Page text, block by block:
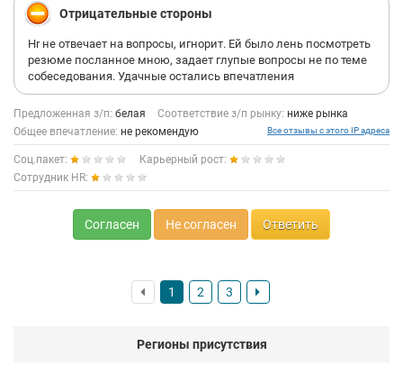
Отрицательные стороны
Hr не отвечает на вопросы, игнорит. Ей было лень посмотреть
резюме посланное мною, задает глупые вопросы не по теме
собеседования. Удачные остались впечатления
Предложенная з/п: белая Соответствие з/п рынку: ниже рынка
Общее впечатление: не рекомендую Все отзывы с этого IP адреса
Соц.пакет:
Карьерный рост:
Сотрудник HR:
Согласен Не согласен Ответить
1 2 3
Регионы присутствия